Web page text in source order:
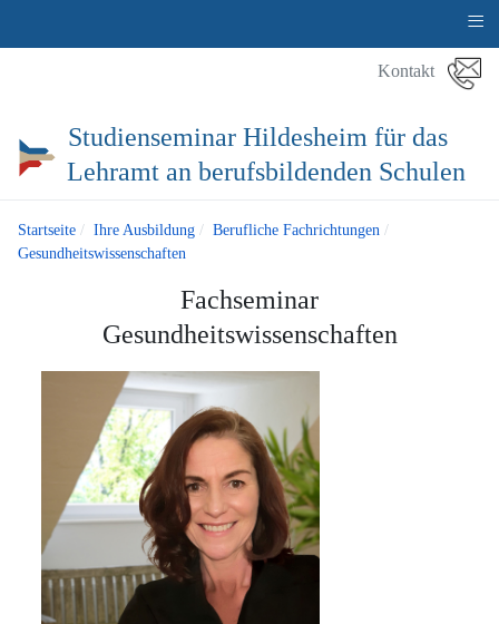
Kontakt
Studienseminar Hildesheim für das
Lehramt an berufsbildenden Schulen
Startseite Ihre Ausbildung
Berufliche Fachrichtungen
Gesundheitswissenschaften
Fachseminar
Gesundheitswissenschaften
≡